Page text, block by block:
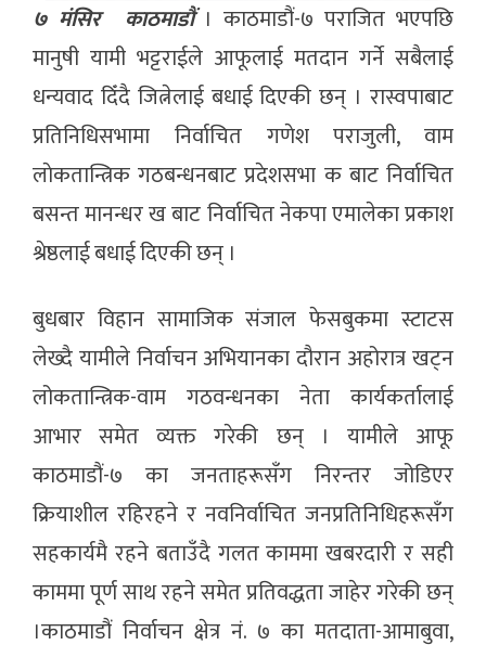
७ मंसिर काठमाडौं। काठमाडौं-७ पराजित भएपछि
मानुषी यामी भट्टराईले आफूलाई मतदान गर्ने सबैलाई
धन्यवाद दिँदै जित्नेलाई बधाई दिएकी छन् । रास्वपाबाट
प्रतिनिधिसभामा निर्वाचित गणेश पराजुली, वाम
लाेकतान्त्रिक गठबन्धनबाट प्रदेशसभा क बाट निर्वाचित
बसन्त मानन्धर ख बाट निर्वाचित नेकपा एमालेका प्रकाश
श्रेष्ठलाई बधाई दिएकी छन् ।
बुधबार विहान सामाजिक संजाल फेसबुकमा स्टाटस
लेख्दै यामीले निर्वाचन अभियानका दौरान अहोरात्र खट्न
लोकतान्त्रिक-वाम गठवन्धनका नेता कार्यकर्तालाई
आभार समेत व्यक्त गरेकी छन् । यामीले आफू
काठमाडौं-७ का जनताहरूसँग निरन्तर जोडिएर
क्रियाशील रहिरहने र नवनिर्वाचित जनप्रतिनिधिहरूसँग
सहकार्यमै रहने बताउँदै गलत काममा खबरदारी र सही
काममा पूर्ण साथ रहने समेत प्रतिवद्धता जाहेर गरेकी छन्
।काठमाडौं निर्वाचन क्षेत्र नं. ७ का मतदाता-आमाबुवा,